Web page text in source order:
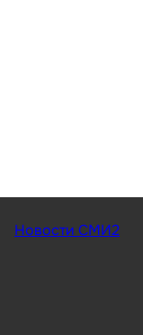
Новости СМИ2